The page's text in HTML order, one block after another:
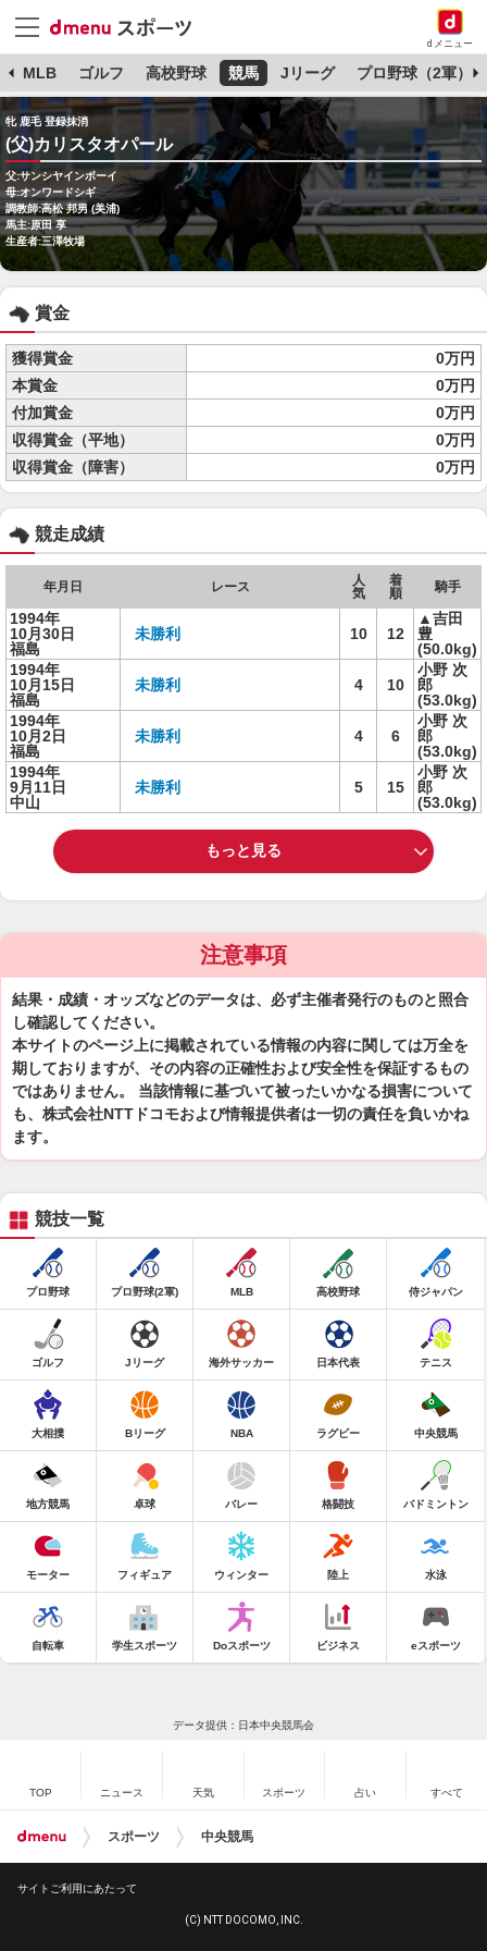
dメニュー
MLB ゴルフ 高校野球 競馬 Jリーグ プロ野球（2軍）
牝 鹿毛 登録抹消
(父)カリスタオパール
父:サンシヤインボーイ
母:オンワードシギ
調教師:高松 邦男 (美浦)
馬主:原田 享
生産者:三澤牧場
賞金
獲得賞金
0万円
本賞金
0万円
付加賞金
0万円
収得賞金（平地）
0万円
収得賞金（障害）
0万円
競走成績
年月日 レース
人
気
着
順
騎手
1994年
10月30日
福島
未勝利 10 12
▲吉田
豊
(50.0kg)
1994年
10月15日
福島
未勝利 4 10
小野 次
郎
(53.0kg)
1994年
10月2日
福島
未勝利 4 6
小野 次
郎
(53.0kg)
1994年
9月11日
中山
未勝利 5 15
小野 次
郎
(53.0kg)
もっと見る
注意事項
結果・成績・オッズなどのデータは、必ず主催者発行のものと照合
し確認してください。
本サイトのページ上に掲載されている情報の内容に関しては万全を
期しておりますが、その内容の正確性および安全性を保証するもの
ではありません。 当該情報に基づいて被ったいかなる損害について
も、株式会社NTTドコモおよび情報提供者は一切の責任を負いかね
ます。
競技一覧
プロ野球 プロ野球(2軍) MLB 高校野球 侍ジャパン
ゴルフ Jリーグ 海外サッカー 日本代表 テニス
大相撲 Bリーグ NBA ラグビー 中央競馬
地方競馬 卓球 バレー 格闘技 バドミントン
モーター フィギュア ウィンター 陸上 水泳
自転車 学生スポーツ Doスポーツ ビジネス eスポーツ
データ提供：日本中央競馬会
TOP ニュース 天気 スポーツ 占い すべて
スポーツ 中央競馬
サイトご利用にあたって
(C) NTT DOCOMO, INC.